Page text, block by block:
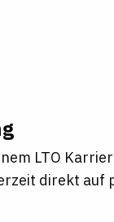
LTO
direkt auf